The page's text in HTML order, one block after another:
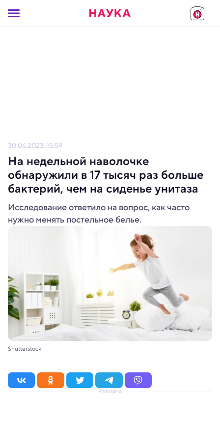
30.06.2023, 15:59
На недельной наволочке
обнаружили в 17 тысяч раз больше
бактерий, чем на сиденье унитаза
Исследование ответило на вопрос, как часто
нужно менять постельное белье.
Shutterstock
Реклама